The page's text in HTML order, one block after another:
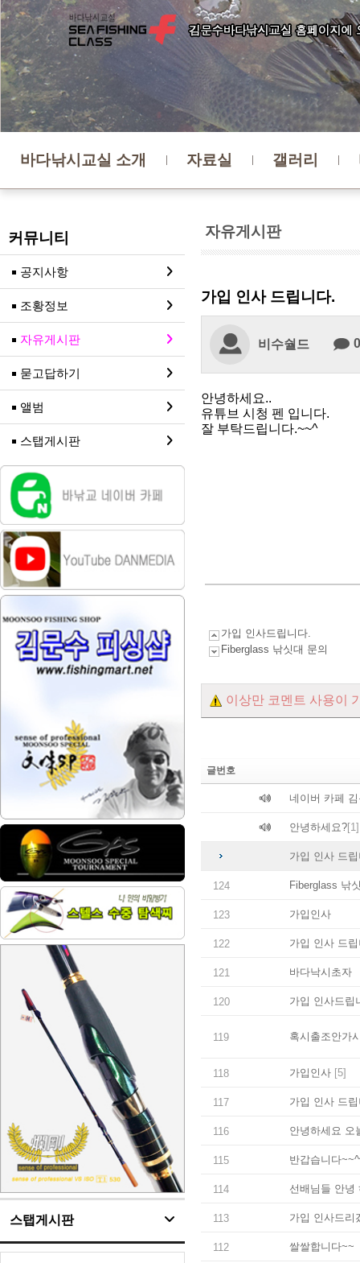
바다낚시교실 소개 자료실 갤러리
자유게시판
커뮤니티
공지사항
조황정보
자유게시판
묻고답하기
앨범
스탭게시판
스탭게시판
가입 인사 드립니다.
비수숼드 0
안녕하세요..
유튜브 시청 펜 입니다.
잘 부탁드립니다.~~^
가입 인사드립니다.
Fiberglass 낚싯대 문의
이상만 코멘트 사용이
글번호
네이버 카페
안녕하세요?[1]
가입 인사 드
124 Fiberglass 낚
123 가입인사
122 가입 인사 드
121 바다낙시초자
120 가입 인사드립
119 혹시출조안가
118 가입인사 [5]
117 가입 인사 드
116 안녕하세요 오
115 반갑습니다
114 선배님들 안녕
113 가입 인사드리
112 쌀쌀합니다~~